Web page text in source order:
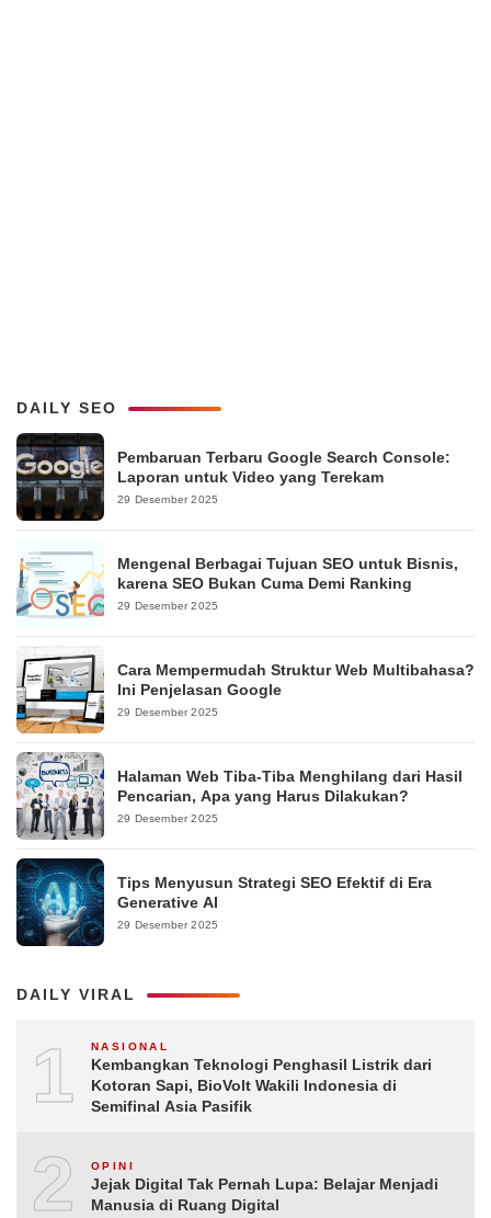
DAILY SEO
Pembaruan Terbaru Google Search Console:
Laporan untuk Video yang Terekam
29 Desember 2025
Mengenal Berbagai Tujuan SEO untuk Bisnis,
karena SEO Bukan Cuma Demi Ranking
29 Desember 2025
Cara Mempermudah Struktur Web Multibahasa?
Ini Penjelasan Google
29 Desember 2025
Halaman Web Tiba-Tiba Menghilang dari Hasil
Pencarian, Apa yang Harus Dilakukan?
29 Desember 2025
Tips Menyusun Strategi SEO Efektif di Era
Generative AI
29 Desember 2025
DAILY VIRAL
1 NASIONAL
Kembangkan Teknologi Penghasil Listrik dari
Kotoran Sapi, BioVolt Wakili Indonesia di
Semifinal Asia Pasifik
2 OPINI
Jejak Digital Tak Pernah Lupa: Belajar Menjadi
Manusia di Ruang Digital